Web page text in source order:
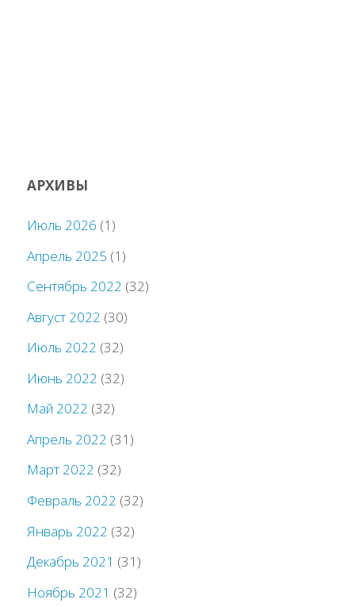
АРХИВЫ
Июль 2026 (1)
Апрель 2025 (1)
Сентябрь 2022 (32)
Август 2022 (30)
Июль 2022 (32)
Июнь 2022 (32)
Май 2022 (32)
Апрель 2022 (31)
Март 2022 (32)
Февраль 2022 (32)
Январь 2022 (32)
Декабрь 2021 (31)
Ноябрь 2021 (32)